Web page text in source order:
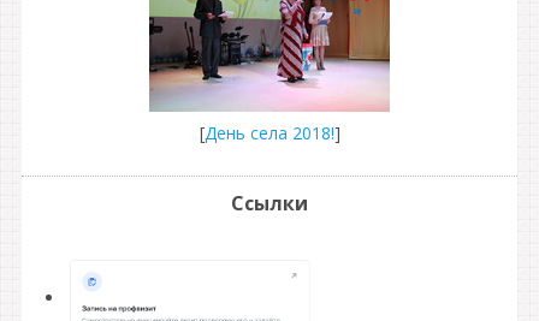
[День села 2018!]
Ссылки